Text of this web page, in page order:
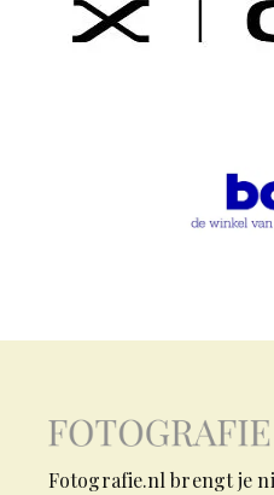
Fotografie.nl brengt je